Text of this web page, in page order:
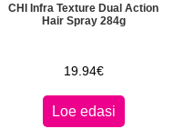
CHI Infra Texture Dual Action
Hair Spray 284g
19.94€
Loe edasi